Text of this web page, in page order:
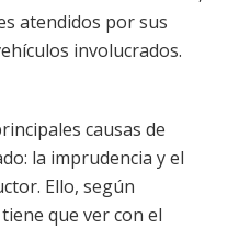
atendidos por sus
involucrados.
causas de
la imprudencia y el
Ello, según
que ver con el